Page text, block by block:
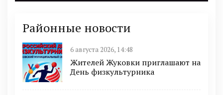
Районные новости
6 августа 2026, 14:48
Жителей Жуковки приглашают на
День физкультурника